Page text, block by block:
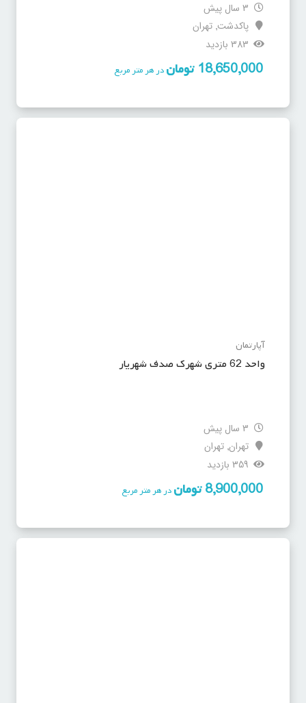
3 سال پیش
پاکدشت,تهران
383 بازدید
18,650,000 توماندر هر متر مربع
آپارتمان
واحد 62 متری شهرک صدف شهریار
3 سال پیش
تهران,تهران
359 بازدید
8,900,000 توماندر هر متر مربع